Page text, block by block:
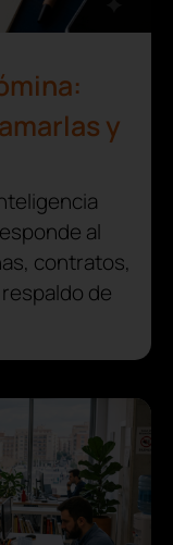
y
al
contratos,
de